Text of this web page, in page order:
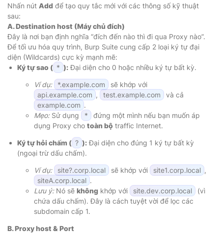
Nhấn nút Add để tạo quy tắc mới với các thông số kỹ thuật
sau:
A. Destination host (Máy chủ đích)
Đây là nơi bạn định nghĩa “đích đến nào thì đi qua Proxy nào”.
Để tối ưu hóa quy trình, Burp Suite cung cấp 2 loại ký tự đại
diện (Wildcards) cực kỳ mạnh mẽ:
Ký tự sao ( * ):Đại diện cho 0 hoặc nhiều ký tự bất kỳ.
Ví dụ: *.example.com
sẽ khớp với
api.example.com , test.example.com
và cả
example.com .
Mẹo:Sử dụng *
đứng một mình nếu bạn muốn áp
dụng Proxy cho toàn bộ traffic Internet.
Ký tự hỏi chấm ( ? ):Đại diện cho đúng 1 ký tự bất kỳ
(ngoại trừ dấu chấm).
Ví dụ: site?.corp.local sẽ khớp với site1.corp.local ,
siteA.corp.local .
Lưu ý:Nó sẽ không khớp với site.dev.corp.local
(vì
chứa dấu chấm). Đây là cách tuyệt vời để lọc các
subdomain cấp 1.
B. Proxy host & Port